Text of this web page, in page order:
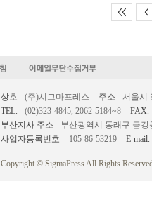
<< <
상호 (주)시그마프레스 주소
서울시
TEL.
(02)323-4845, 2062-5184~8
FAX.
부산지사 주소
부산광역시 동래구 금강
사업자등록번호
105-86-53219 E-mail.
Copyright © SigmaPress All Rights